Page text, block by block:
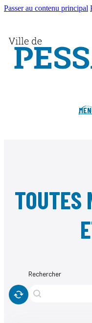
Passer au contenu principal
TOUTES
Rechercher
Rechercher
Rechercher